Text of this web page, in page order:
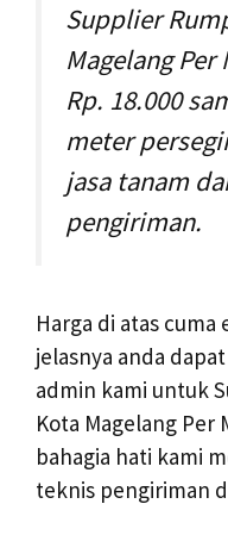
Supplier
Magelang Per
Rp. 18.000
meter
jasa tanam
pengiriman.
Harga di atas
jelasnya anda
admin kami untuk
Kota Magelang Per
bahagia hati kami
teknis pengiriman